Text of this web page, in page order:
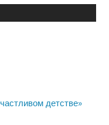
детстве»